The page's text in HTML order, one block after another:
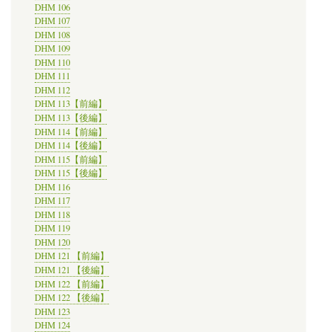
DHM 106
DHM 107
DHM 108
DHM 109
DHM 110
DHM 111
DHM 112
DHM 113【前編】
DHM 113【後編】
DHM 114【前編】
DHM 114【後編】
DHM 115【前編】
DHM 115【後編】
DHM 116
DHM 117
DHM 118
DHM 119
DHM 120
DHM 121 【前編】
DHM 121 【後編】
DHM 122 【前編】
DHM 122 【後編】
DHM 123
DHM 124